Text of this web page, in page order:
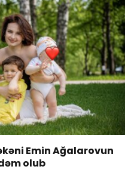
Emin Ağalarovun
olub